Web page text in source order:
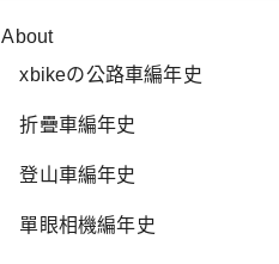
About
xbikeの公路車編年史
折疊車編年史
登山車編年史
單眼相機編年史